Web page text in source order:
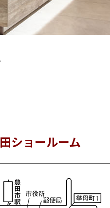
ショールーム